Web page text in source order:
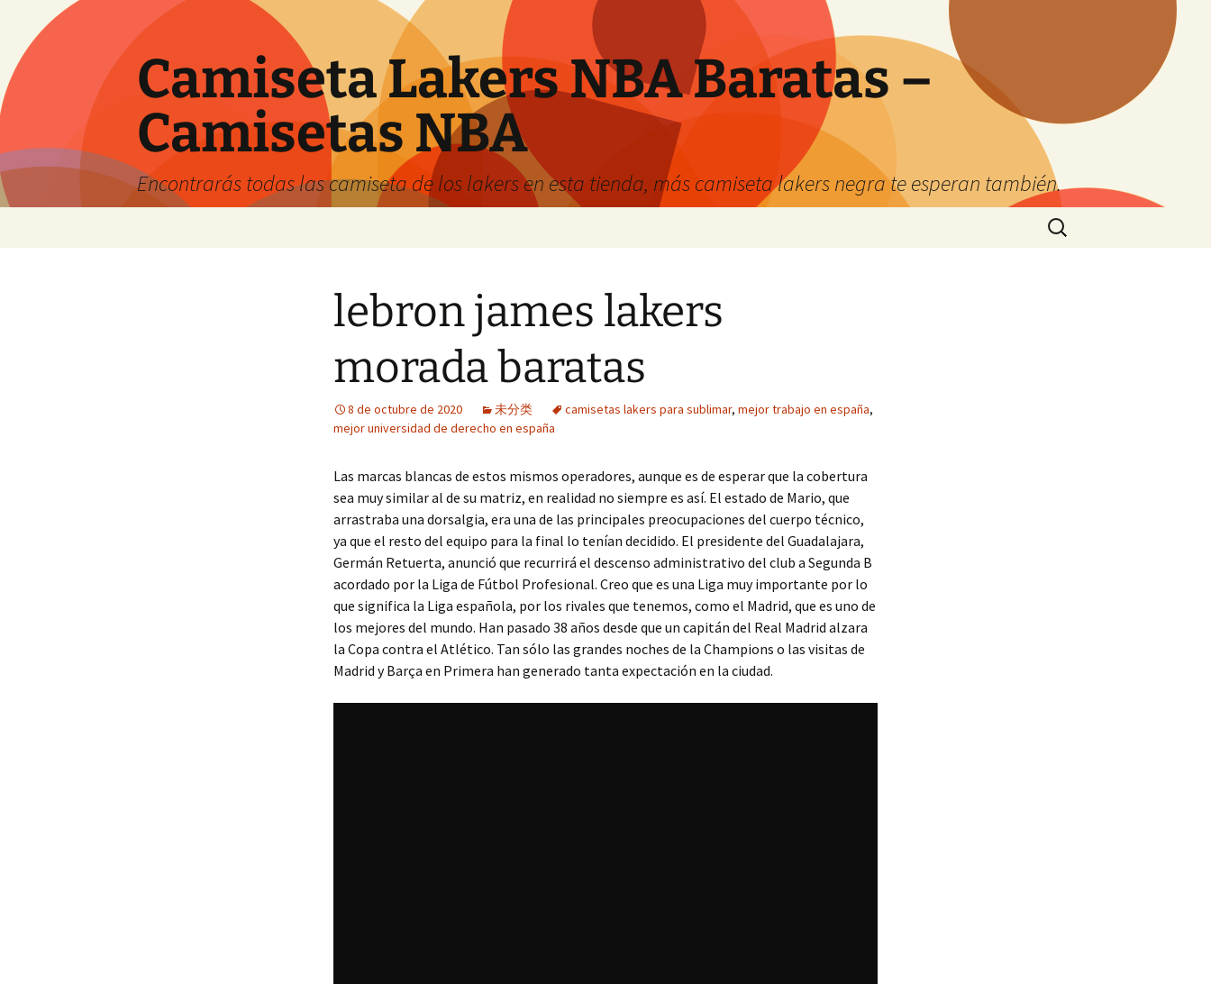
Camiseta Lakers NBA Baratas –
Camisetas NBA
Encontrarás todas las camiseta de los lakers en esta tienda, más camiseta lakers negra te esperan también.
Buscar:
lebron james lakers
morada baratas
8 de octubre de 2020 未分类 camisetas lakers para sublimar, mejor trabajo en españa,
mejor universidad de derecho en españa
Las marcas blancas de estos mismos operadores, aunque es de esperar que la cobertura
sea muy similar al de su matriz, en realidad no siempre es así. El estado de Mario, que
arrastraba una dorsalgia, era una de las principales preocupaciones del cuerpo técnico,
ya que el resto del equipo para la final lo tenían decidido. El presidente del Guadalajara,
Germán Retuerta, anunció que recurrirá el descenso administrativo del club a Segunda B
acordado por la Liga de Fútbol Profesional. Creo que es una Liga muy importante por lo
que significa la Liga española, por los rivales que tenemos, como el Madrid, que es uno de
los mejores del mundo. Han pasado 38 años desde que un capitán del Real Madrid alzara
la Copa contra el Atlético. Tan sólo las grandes noches de la Champions o las visitas de
Madrid y Barça en Primera han generado tanta expectación en la ciudad.